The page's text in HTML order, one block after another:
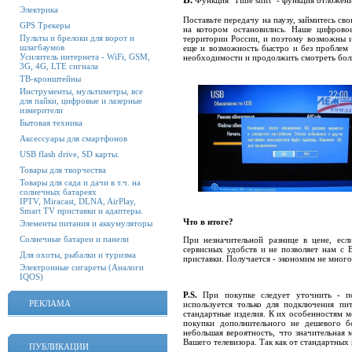
Электрика
GPS Трекеры
Пульты и брелоки для ворот и
шлагбаумов
Усилитель интернета - WiFi, GSM,
3G, 4G, LTE сигнала
ТВ-кронштейны
Инструменты, мультиметры, все
для пайки, цифровые и лазерные
измерители
Бытовая техника
Аксессуары для смартфонов
USB flash drive, SD карты.
Товары для творчества
Товары для сада и дачи в т.ч. на
солнечных батареях
IPTV, Miracast, DLNA, AirPlay,
Smart TV приставки и адаптеры.
Элементы питания и аккумуляторы
Солнечные батареи и панели
Для охоты, рыбалки и туризма
Электронные сигареты (Аналоги
IQOS)
РЕКЛАМА
ПУБЛИКАЦИИ
Поставьте передачу на паузу, займитесь
на котором остановились. Наше
территории России, и поэтому возможны
еще и возможность быстро и без проблем
необходимости и продолжить смотреть
Что в итоге?
При незначительной разнице в цене,
сервисных удобств и не позволяет нам с
приставки. Получается - экономим не
P.S. При покупке следует уточнить -
используется только для подключения
стандартные изделия. К их
покупки дополнительного не дешевого
небольшая вероятность, что
Вашего телевизора. Так как от